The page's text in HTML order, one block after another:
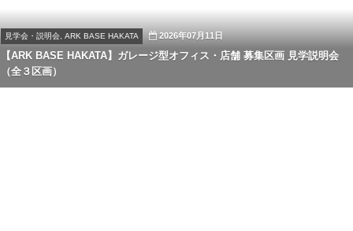
見学会・説明会, ARK BASE HAKATA 2026年07月11日
【ARK BASE HAKATA】ガレージ型オフィス・店舗 募集区画 見学説明会
（全３区画）